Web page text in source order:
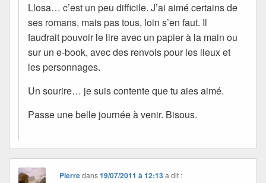
Llosa… c’est un peu difficile. J’ai aimé certains de
ses romans, mais pas tous, loin s’en faut. Il
faudrait pouvoir le lire avec un papier à la main ou
sur un e-book, avec des renvois pour les lieux et
les personnages.
Un sourire… je suis contente que tu aies aimé.
Passe une belle journée à venir. Bisous.
Pierredans19/07/2011 à 12:13 a dit :